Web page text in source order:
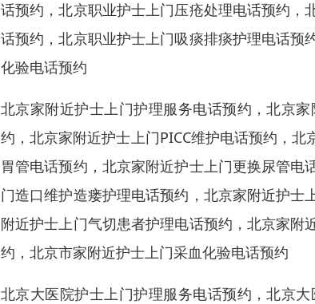
话预约，北京职业护士上门压疮处理电话预约
话预约，北京职业护士上门吸痰排痰护理电话
化验电话预约
北京家附近护士上门护理服务电话预约，北京
约，北京家附近护士上门PICC维护电话预约，
胃管电话预约，北京家附近护士上门更换尿管
门造口维护造瘘护理电话预约，北京家附近护
附近护士上门气切患者护理电话预约，北京家
约，北京市家附近护士上门采血化验电话预约
北京大医院护士上门护理服务电话预约，北京